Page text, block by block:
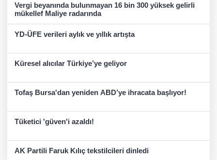
Vergi beyanında bulunmayan 16 bin 300 yüksek gelirli
mükellef Maliye radarında
YD-ÜFE verileri aylık ve yıllık artışta
Küresel alıcılar Türkiye’ye geliyor
Tofaş Bursa'dan yeniden ABD’ye ihracata başlıyor!
Tüketici 'güven'i azaldı!
AK Partili Faruk Kılıç tekstilcileri dinledi